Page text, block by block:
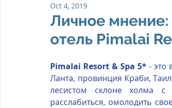
Six Senses Kanuhura, Maldives
Six
Six Senses Rome, Italy Six Senses Zil
Личное
отель Pimalai
Oct 4, 2019
Pimalai Resort & Spa 5* - это
Ланта, провинция Краби,
лесистом склоне холма с
расслабиться, омолодить